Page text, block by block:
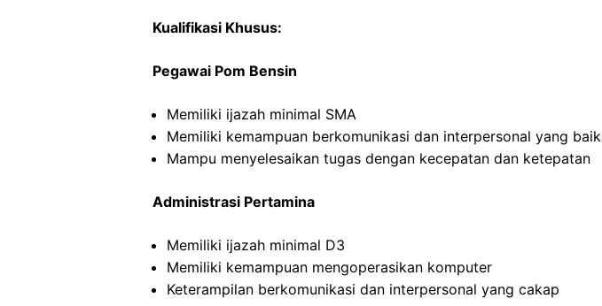
Kualifikasi Khusus:
Pegawai Pom Bensin
Memiliki ijazah minimal SMA
Memiliki kemampuan berkomunikasi dan interpersonal yang baik
Mampu menyelesaikan tugas dengan kecepatan dan ketepatan
Administrasi Pertamina
Memiliki ijazah minimal D3
Memiliki kemampuan mengoperasikan komputer
Keterampilan berkomunikasi dan interpersonal yang cakap